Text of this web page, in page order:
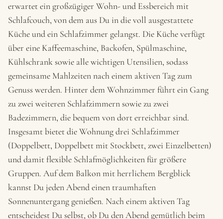
erwartet ein großzügiger Wohn- und Essbereich mit
Schlafcouch, von dem aus Du in die voll ausgestattete
Küche und ein Schlafzimmer gelangst. Die Küche verfügt
über eine Kaffeemaschine, Backofen, Spülmaschine,
Kühlschrank sowie alle wichtigen Utensilien, sodass
gemeinsame Mahlzeiten nach einem aktiven Tag zum
Genuss werden. Hinter dem Wohnzimmer führt ein Gang
zu zwei weiteren Schlafzimmern sowie zu zwei
Badezimmern, die bequem von dort erreichbar sind.
Insgesamt bietet die Wohnung drei Schlafzimmer
(Doppelbett, Doppelbett mit Stockbett, zwei Einzelbetten)
und damit flexible Schlafmöglichkeiten für größere
Gruppen. Auf dem Balkon mit herrlichem Bergblick
kannst Du jeden Abend einen traumhaften
Sonnenuntergang genießen. Nach einem aktiven Tag
entscheidest Du selbst, ob Du den Abend gemütlich beim